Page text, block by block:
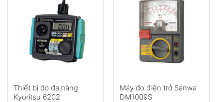
Thiết bị đo đa năng
Kyoritsu 6202
Máy đo điện trở Sanwa
DM1009S